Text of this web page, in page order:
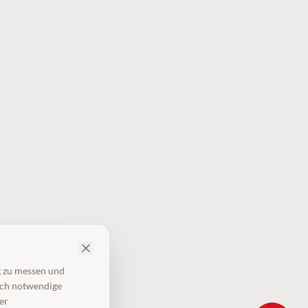
messen und
notwendige